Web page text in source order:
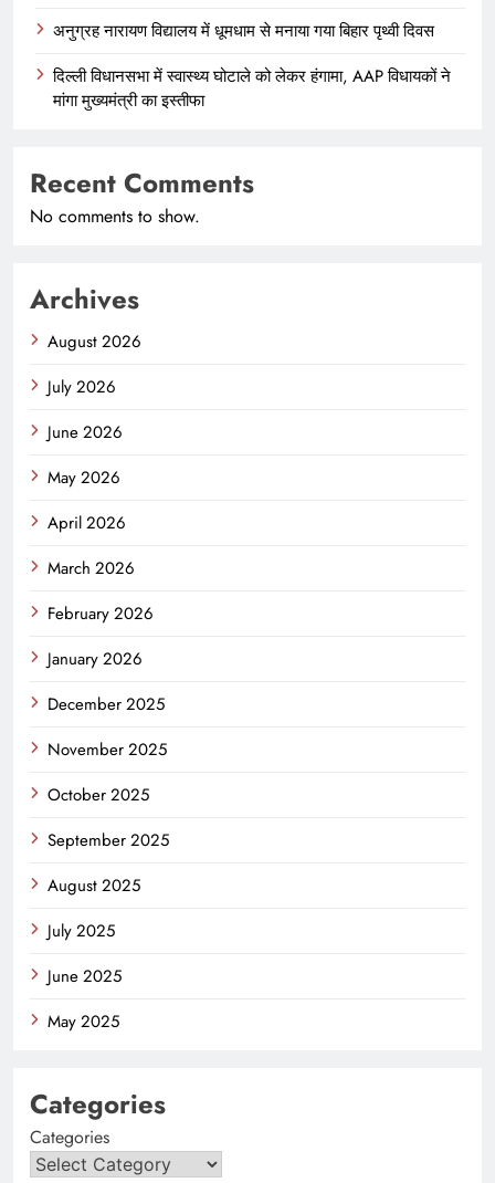
अनुग्रह नारायण विद्यालय में धूमधाम से मनाया गया बिहार पृथ्वी दिवस
दिल्ली विधानसभा में स्वास्थ्य घोटाले को लेकर हंगामा, AAP विधायकों ने
मांगा मुख्यमंत्री का इस्तीफा
Recent Comments
No comments to show.
Archives
August 2026
July 2026
June 2026
May 2026
April 2026
March 2026
February 2026
January 2026
December 2025
November 2025
October 2025
September 2025
August 2025
July 2025
June 2025
May 2025
Categories
Categories